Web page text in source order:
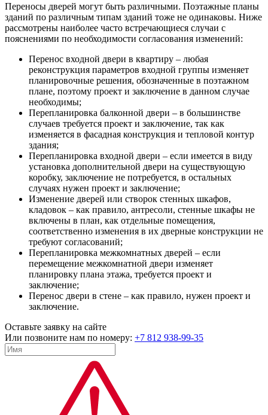
Переносы дверей могут быть различными. Поэтажные планы
зданий по различным типам зданий тоже не одинаковы. Ниже
рассмотрены наиболее часто встречающиеся случаи с
пояснениями по необходимости согласования изменений:
Перенос входной двери в квартиру – любая
реконструкция параметров входной группы изменяет
планировочные решения, обозначенные в поэтажном
плане, поэтому проект и заключение в данном случае
необходимы;
Перепланировка балконной двери – в большинстве
случаев требуется проект и заключение, так как
изменяется в фасадная конструкция и тепловой контур
здания;
Перепланировка входной двери – если имеется в виду
установка дополнительной двери на существующую
коробку, заключение не потребуется, в остальных
случаях нужен проект и заключение;
Изменение дверей или створок стенных шкафов,
кладовок – как правило, антресоли, стенные шкафы не
включены в план, как отдельные помещения,
соответственно изменения в их дверные конструкции не
требуют согласований;
Перепланировка межкомнатных дверей – если
перемещение межкомнатной двери изменяет
планировку плана этажа, требуется проект и
заключение;
Перенос двери в стене – как правило, нужен проект и
заключение.
Оставьте заявку на сайте
Или позвоните нам по номеру: +7 812 938-99-35